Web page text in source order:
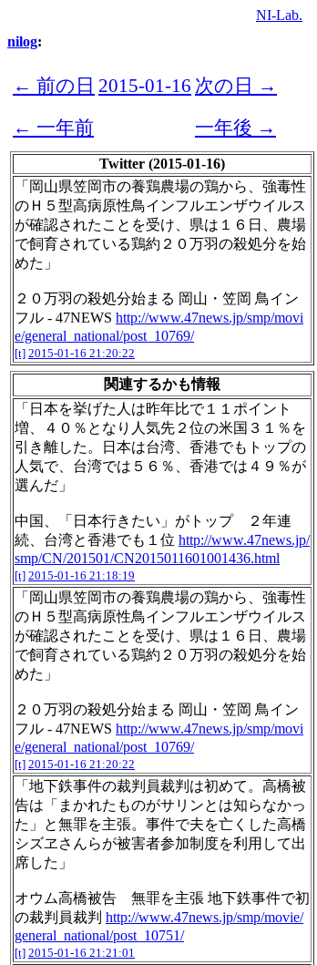
NI-Lab.
nilog:
← 前の日 2015-01-16 次の日 →
← 一年前
一年後 →
Twitter (2015-01-16)
「岡山県笠岡市の養鶏農場の鶏から、強毒性
のＨ５型高病原性鳥インフルエンザウイルス
が確認されたことを受け、県は１６日、農場
で飼育されている鶏約２０万羽の殺処分を始
めた」
２０万羽の殺処分始まる 岡山・笠岡 鳥イン
フル - 47NEWS http://www.47news.jp/smp/movi
e/general_national/post_10769/
[t] 2015-01-16 21:20:22
関連するかも情報
「日本を挙げた人は昨年比で１１ポイント
増、４０％となり人気先２位の米国３１％を
引き離した。日本は台湾、香港でもトップの
人気で、台湾では５６％、香港では４９％が
選んだ」
中国、「日本行きたい」がトップ ２年連
続、台湾と香港でも１位 http://www.47news.jp/
smp/CN/201501/CN2015011601001436.html
[t] 2015-01-16 21:18:19
「岡山県笠岡市の養鶏農場の鶏から、強毒性
のＨ５型高病原性鳥インフルエンザウイルス
が確認されたことを受け、県は１６日、農場
で飼育されている鶏約２０万羽の殺処分を始
めた」
２０万羽の殺処分始まる 岡山・笠岡 鳥イン
フル - 47NEWS http://www.47news.jp/smp/movi
e/general_national/post_10769/
[t] 2015-01-16 21:20:22
「地下鉄事件の裁判員裁判は初めて。高橋被
告は「まかれたものがサリンとは知らなかっ
た」と無罪を主張。事件で夫を亡くした高橋
シズヱさんらが被害者参加制度を利用して出
席した」
オウム高橋被告 無罪を主張 地下鉄事件で初
の裁判員裁判 http://www.47news.jp/smp/movie/
general_national/post_10751/
[t] 2015-01-16 21:21:01